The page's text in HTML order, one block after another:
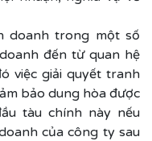
doanh trong một số
đến từ quan hệ
việc giải quyết tranh
bảo dung hòa được
tàu chính này nếu
của công ty sau